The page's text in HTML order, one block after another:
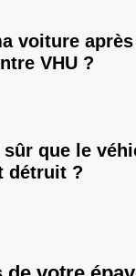
voiture
VHU ?
que le
détruit ?